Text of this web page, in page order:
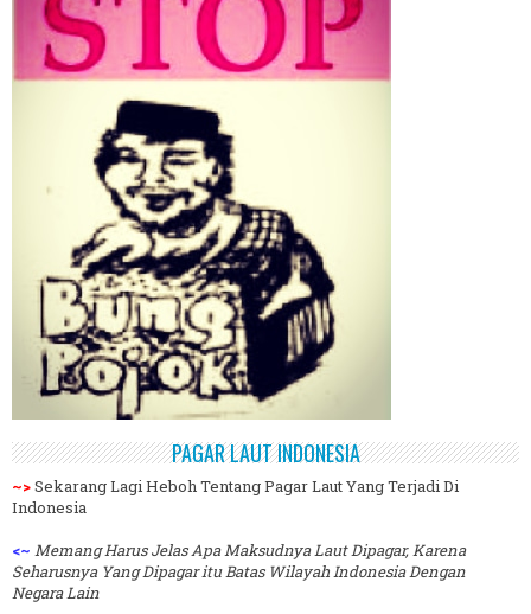
PAGAR LAUT INDONESIA
~>Sekarang Lagi Heboh Tentang Pagar Laut Yang Terjadi Di
Indonesia
<~ Memang Harus Jelas Apa Maksudnya Laut Dipagar, Karena
Seharusnya Yang Dipagar itu Batas Wilayah Indonesia Dengan
Negara Lain